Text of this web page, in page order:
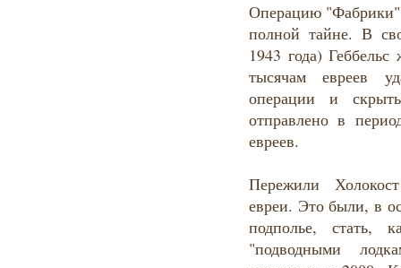
Операцию "Фабрики"
полной тайне. В
1943 года)
тысячам евреев
операции и
отправлено в
евреев.
Пережили
евреи. Это были, в
подполье, стать,
"подводными